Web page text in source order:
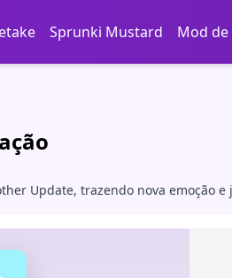
Sprunki Mustard Mod
Update, trazendo nova emoção